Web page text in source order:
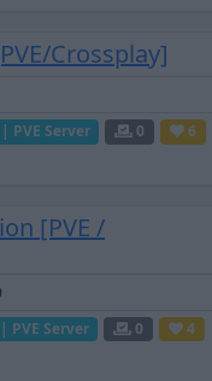
Crossplay]
PVE Server 0
6
[PVE /
Server 0
4